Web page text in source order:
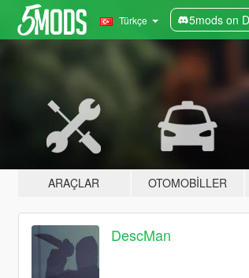
Türkçe 5mods on
ARAÇLAR OTOMOBILLER
DescMan